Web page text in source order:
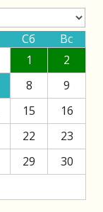
Сб
Вс
1
2
8
9
15
16
22
23
29
30